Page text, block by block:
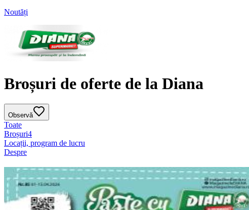
Noutăți
Broșuri de oferte de la Diana
Observă
Toate
Broșuri4
Locații, program de lucru
Despre